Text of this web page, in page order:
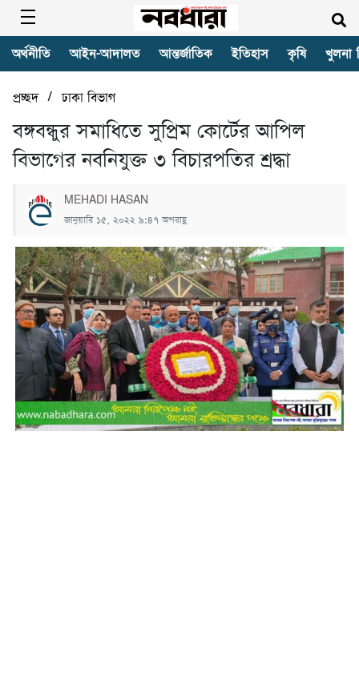
অর্থনীতি আইন-আদালত আন্তর্জাতিক ইতিহাস কৃষি খুলনা
প্রচ্ছদ/ঢাকা বিভাগ
বঙ্গবন্ধুর সমা‌ধি‌তে সুপ্রিম কোর্টের আপিল
বিভাগের নবনিযুক্ত ৩ বিচারপতির শ্রদ্ধা
MEHADI HASAN
জানুয়ারি ১৫, ২০২২ ৯:৪৭ অপরাহ্ণ